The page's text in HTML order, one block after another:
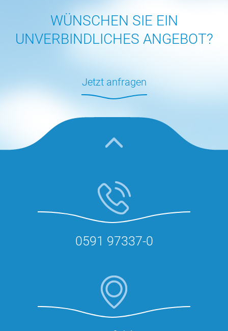
WÜNSCHEN SIE EIN
UNVERBINDLICHES ANGEBOT?
Jetzt anfragen
0591 97337-0